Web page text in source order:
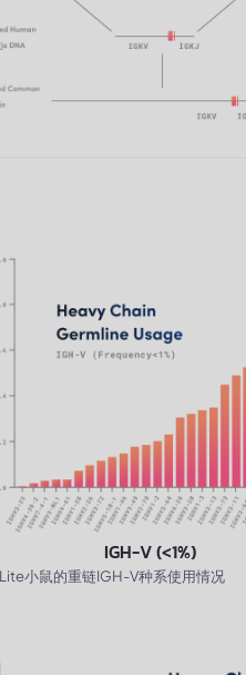
IGH-V (<1%)
小鼠的重链IGH-V种系使用情况